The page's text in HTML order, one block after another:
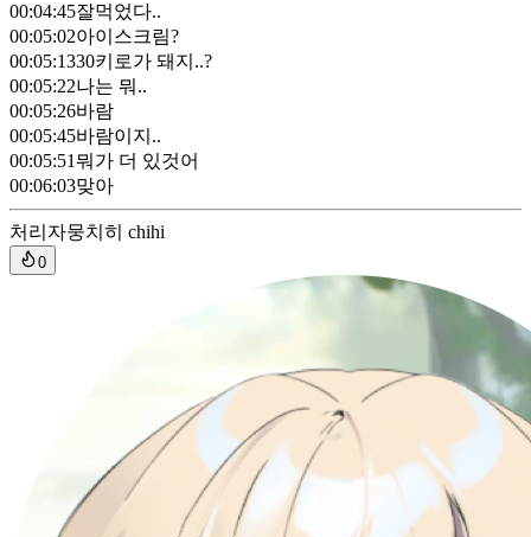
00:04:45잘먹었다..
00:05:02아이스크림?
00:05:1330키로가 돼지..?
00:05:22나는 뭐..
00:05:26바람
00:05:45바람이지..
00:05:51뭐가 더 있것어
00:06:03맞아
처리자뭉치히 chihi
0